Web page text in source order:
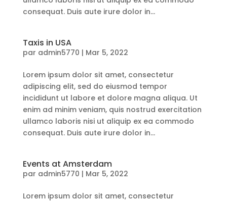
consequat. Duis aute irure dolor in...
Taxis in USA
par admin5770 | Mar 5, 2022
Lorem ipsum dolor sit amet, consectetur
adipiscing elit, sed do eiusmod tempor
incididunt ut labore et dolore magna aliqua. Ut
enim ad minim veniam, quis nostrud exercitation
ullamco laboris nisi ut aliquip ex ea commodo
consequat. Duis aute irure dolor in...
Events at Amsterdam
par admin5770 | Mar 5, 2022
Lorem ipsum dolor sit amet, consectetur